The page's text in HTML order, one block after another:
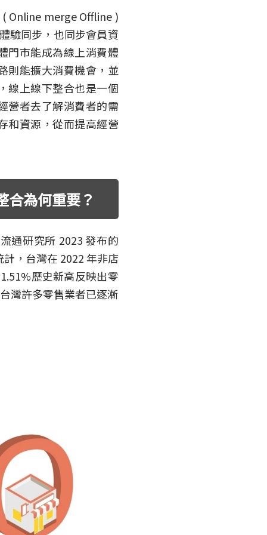
Online merge Offline )
驗同步，也同步會員資
門市能成為線上消費體
則能擴大消費機會，並
線上線下整合也是一個
營者去了解消費者的需
和資源，從而提高經營
合為何重要？
通研究所 2023 發布的
，台灣在 2022 年非店
歷史新高反映出零
灣許多零售業者已逐漸